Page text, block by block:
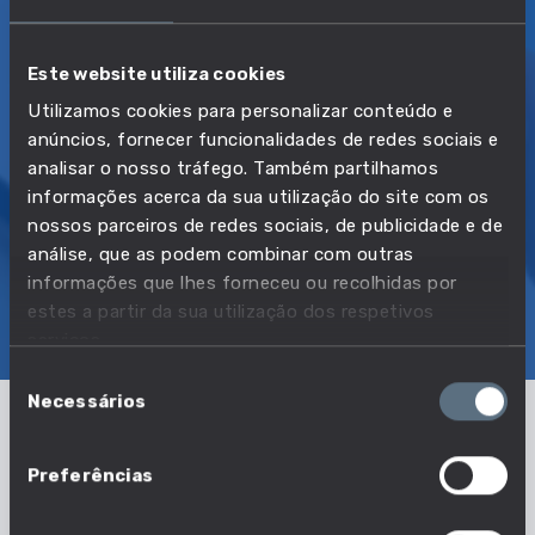
Este website utiliza cookies
Utilizamos cookies para personalizar conteúdo e
anúncios, fornecer funcionalidades de redes sociais e
analisar o nosso tráfego. Também partilhamos
informações acerca da sua utilização do site com os
nossos parceiros de redes sociais, de publicidade e de
análise, que as podem combinar com outras
informações que lhes forneceu ou recolhidas por
estes a partir da sua utilização dos respetivos
serviços.
Seleção
deNecessários
Preferências
OFERTAS DE EMPREGO
263
2º TRIMESTRE DE 2026
SOBREEMPREGOSALÁRIOSEDUCAÇÃO
COMPETÊNCIASOFERTAS DE EMPREGO
TRANSIÇÕES